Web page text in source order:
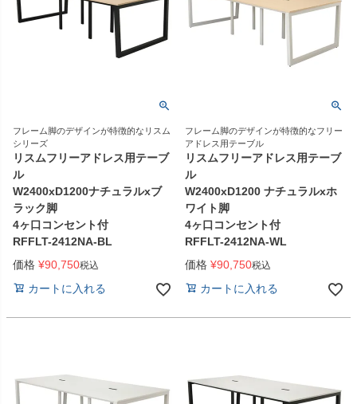
フレーム脚のデザインが特徴的なリスム
シリーズ
リスムフリーアドレス用テーブ
ル
W2400xD1200ナチュラルxブ
ラック脚
4ヶ口コンセント付
RFFLT-2412NA-BL
価格 ¥90,750税込
カートに入れる
フレーム脚のデザインが特徴的なフリー
アドレス用テーブル
リスムフリーアドレス用テーブ
ル
W2400xD1200 ナチュラルxホ
ワイト脚
4ヶ口コンセント付
RFFLT-2412NA-WL
価格 ¥90,750税込
カートに入れる